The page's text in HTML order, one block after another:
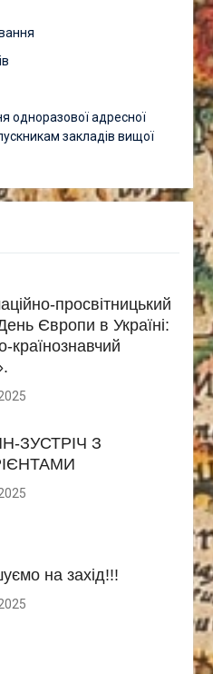
одноразової адресної
закладів вищої
просвітницький
Європи в Україні:
країнознавчий
ЗУСТРІЧ З
на захід!!!